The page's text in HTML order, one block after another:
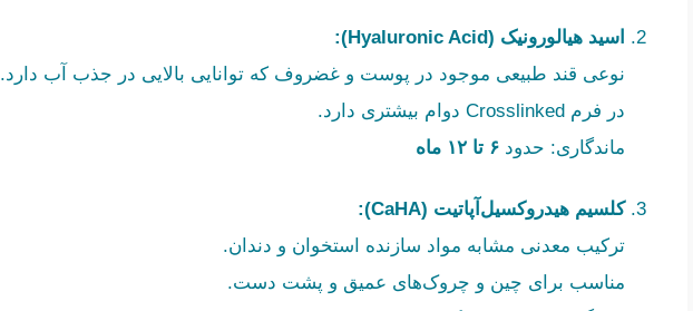
اسید هیالورونیک (Hyaluronic Acid):
نوعی قند طبیعی موجود در پوست و غضروف که توانایی بالایی در جذب آب دارد.
در فرم Crosslinked دوام بیشتری دارد.
ماندگاری: حدود ۶ تا ۱۲ ماه
کلسیم هیدروکسیل‌آپاتیت (CaHA):
ترکیب معدنی مشابه مواد سازنده استخوان و دندان.
مناسب برای چین و چروک‌های عمیق و پشت دست.